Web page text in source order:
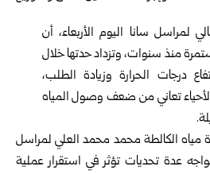
لمراسل سانا اليوم الأربعاء، أن
منذ سنوات، وتزداد حدتها خلال
درجات الحرارة وزيادة الطلب،
تعاني من ضعف وصول المياه
الكالطة محمد محمد العلي لمراسل
عدة تحديات تؤثر في استقرار عملية